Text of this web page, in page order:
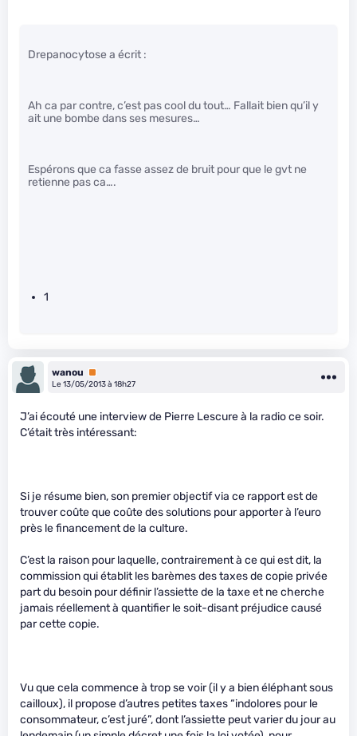
Drepanocytose a écrit :
Ah ca par contre, c’est pas cool du tout… Fallait bien qu’il y
ait une bombe dans ses mesures…
Espérons que ca fasse assez de bruit pour que le gvt ne
retienne pas ca….
1
wanou
Premium
Le 13/05/2013 à 18h27
J’ai écouté une interview de Pierre Lescure à la radio ce soir.
C’était très intéressant:
Si je résume bien, son premier objectif via ce rapport est de
trouver coûte que coûte des solutions pour apporter à l’euro
près le financement de la culture.
C’est la raison pour laquelle, contrairement à ce qui est dit, la
commission qui établit les barèmes des taxes de copie privée
part du besoin pour définir l’assiette de la taxe et ne cherche
jamais réellement à quantifier le soit-disant préjudice causé
par cette copie.
Vu que cela commence à trop se voir (il y a bien éléphant sous
cailloux), il propose d’autres petites taxes “indolores pour le
consommateur, c’est juré”, dont l’assiette peut varier du jour au